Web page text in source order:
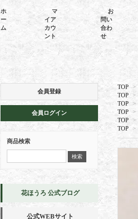
ホ
ー
ム
マ
イア
カウ
ント
お
問い
合わ
せ
TOP >
TOP
>
TOP >
TOP
>
TOP >
TOP >
会員登録
会員ログイン
商品検索
花ほうろ 公式ブログ
公式WEBサイト